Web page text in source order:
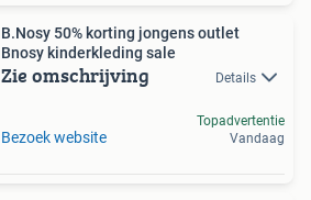
B.Nosy 50% korting jongens outlet
Bnosy kinderkleding sale
Zie omschrijving Details
Bezoek website
Topadvertentie
Vandaag